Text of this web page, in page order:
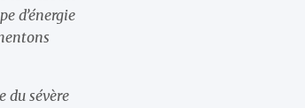
d’énergie
du sévère